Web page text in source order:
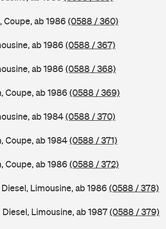
Coupe, ab 1986 (0588 / 360)
ab 1986 (0588 / 367)
ab 1986 (0588 / 368)
Coupe, ab 1986 (0588 / 369)
ab 1984(0588 / 370)
Coupe, ab 1984(0588 / 371)
Coupe, ab 1986 (0588 / 372)
Limousine, ab 1986 (0588 / 378)
Limousine, ab 1987(0588 / 379)